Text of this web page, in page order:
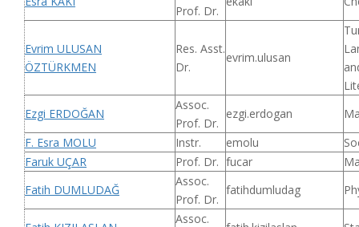
Prof. Dr.
Evrim ULUSAN
ÖZTÜRKMEN
Res. Asst.
Dr.
evrim.ulusan
Ezgi ERDOĞAN
Assoc.
Prof. Dr.
ezgi.erdogan
F. Esra MOLU
Instr. emolu
Faruk UÇAR
Prof. Dr. fucar
Fatih DUMLUDAĞ
Assoc.
Prof. Dr.
fatihdumludag
Assoc.